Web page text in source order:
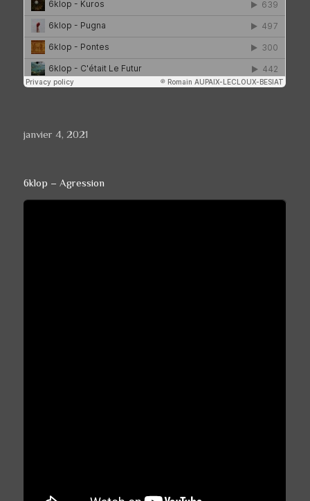
Publié
janvier 4, 2021
6klop – Agression